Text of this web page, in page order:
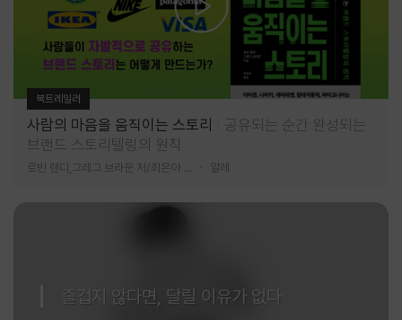
북트레일러
사람의 마음을 움직이는 스토리
공유되는 순간 완성되는
브랜드 스토리텔링의 원칙
알레
즐겁지 않다면, 달릴 이유가 없다